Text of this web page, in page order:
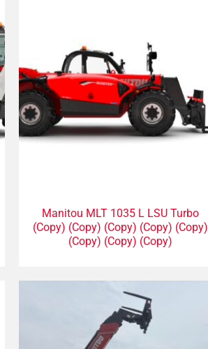
Manitou MLT 1035 L LSU Turbo
(Copy) (Copy) (Copy) (Copy) (Copy)
(Copy) (Copy) (Copy)